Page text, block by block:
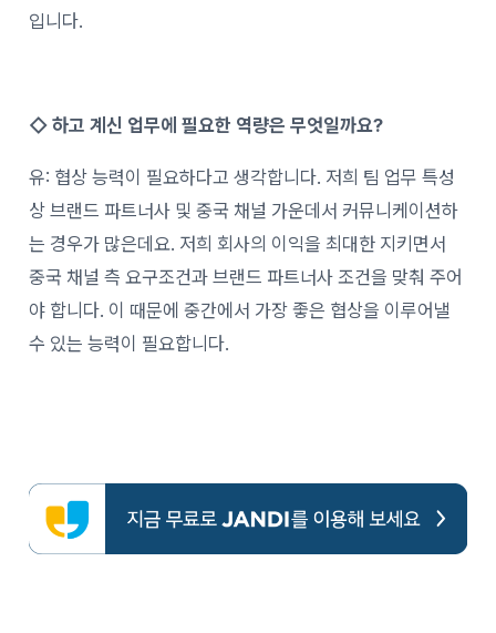
입니다.
◇하고 계신 업무에 필요한 역량은 무엇일까요?
유: 협상 능력이 필요하다고 생각합니다. 저희 팀 업무 특성
상 브랜드 파트너사 및 중국 채널 가운데서 커뮤니케이션하
는 경우가 많은데요. 저희 회사의 이익을 최대한 지키면서
중국 채널 측 요구조건과 브랜드 파트너사 조건을 맞춰 주어
야 합니다. 이 때문에 중간에서 가장 좋은 협상을 이루어낼
수 있는 능력이 필요합니다.